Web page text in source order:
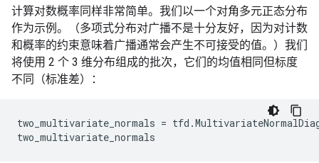
Sample shape: [1, 5]
Returned sample tensor shape: (1, 5, 2, 3)
Sample shape: [3, 4, 5]
Returned sample tensor shape: (3, 4, 5, 2, 3)
Sample shape: 2
Returned sample tensor shape: (2, 2, 3)
计算对数概率同样非常简单。我们以一个对角多元正态分布
作为示例。（多项式分布对广播不是十分友好，因为对计数
和概率的约束意味着广播通常会产生不可接受的值。）我们
将使用 2 个 3 维分布组成的批次，它们的均值相同但标度
不同（标准差）：
two_multivariate_normals = tfd .
two_multivariate_normals